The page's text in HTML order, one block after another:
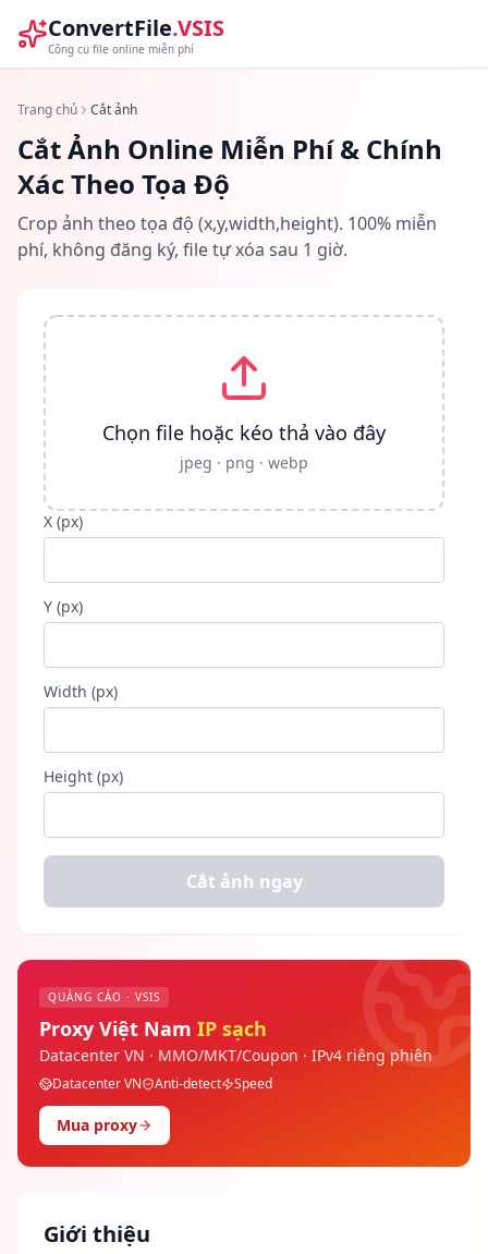
ConvertFile.VSIS
Công cụ file online miễn phí
Trang chủ Cắt ảnh
Cắt Ảnh Online Miễn Phí & Chính
Xác Theo Tọa Độ
Crop ảnh theo tọa độ (x,y,width,height). 100% miễn
phí, không đăng ký, file tự xóa sau 1 giờ.
Chọn file hoặc kéo thả vào đây
jpeg · png · webp
X (px)
Y (px)
Width (px)
Height (px)
Cắt ảnh ngay
QUẢNG CÁO · VSIS
Proxy Việt Nam IP sạch
Datacenter VN · MMO/MKT/Coupon · IPv4 riêng phiên
Datacenter VN Anti-detect Speed
Mua proxy
Giới thiệu